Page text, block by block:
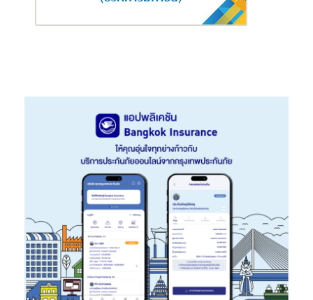
คอลเลคชั่น ‘Lunar New Year‘ จะวางจำหน่ายในร้านค้า และ